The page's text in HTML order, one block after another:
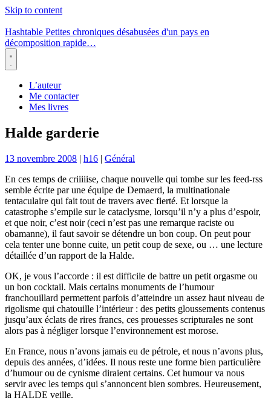
Skip to content
Hashtable Petites chroniques désabusées d'un pays en
décomposition rapide…
Menu
L’auteur
Me contacter
Mes livres
Halde garderie
13 novembre 2008 | h16 | Général
En ces temps de criiiiise, chaque nouvelle qui tombe sur les feed-rss
semble écrite par une équipe de Demaerd, la multinationale
tentaculaire qui fait tout de travers avec fierté. Et lorsque la
catastrophe s’empile sur le cataclysme, lorsqu’il n’y a plus d’espoir,
et que noir, c’est noir (ceci n’est pas une remarque raciste ou
obamanne), il faut savoir se détendre un bon coup. On peut pour
cela tenter une bonne cuite, un petit coup de sexe, ou … une lecture
détaillée d’un rapport de la Halde.
OK, je vous l’accorde : il est difficile de battre un petit orgasme ou
un bon cocktail. Mais certains monuments de l’humour
franchouillard permettent parfois d’atteindre un assez haut niveau de
rigolisme qui chatouille l’intérieur : des petits gloussements contenus
jusqu’aux éclats de rires francs, ces prouesses scripturales ne sont
alors pas à négliger lorsque l’environnement est morose.
En France, nous n’avons jamais eu de pétrole, et nous n’avons plus,
depuis des années, d’idées. Il nous reste une forme bien particulière
d’humour ou de cynisme diraient certains. Cet humour va nous
servir avec les temps qui s’annoncent bien sombres. Heureusement,
la HALDE veille.